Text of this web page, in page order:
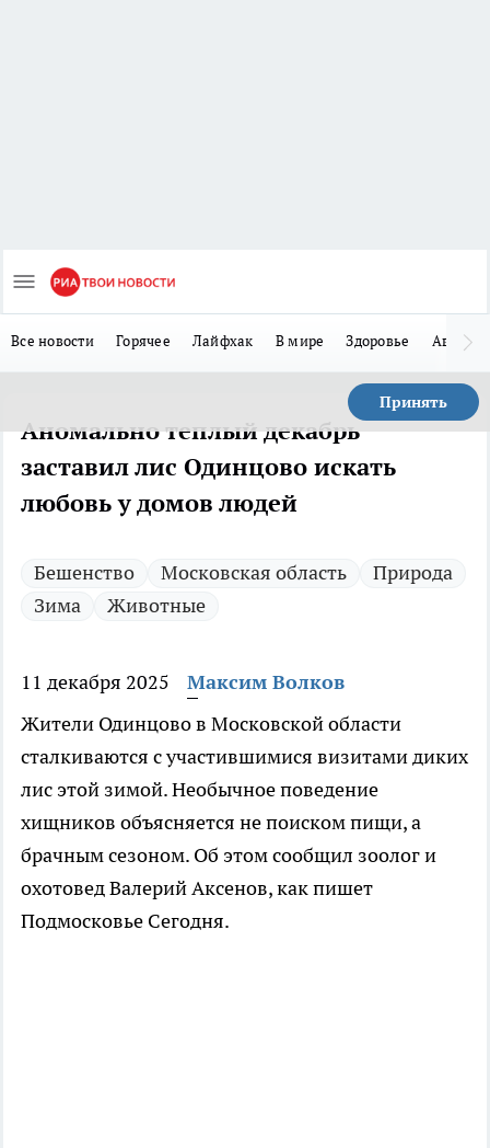
Все новости Горячее Лайфхак В мире Здоровье Авто
Принять
Аномально теплый декабрь
заставил лис Одинцово искать
любовь у домов людей
Бешенство Московская область
Природа
Зима
Животные
11 декабря 2025
Максим Волков
Жители Одинцово в Московской области
сталкиваются с участившимися визитами диких
лис этой зимой. Необычное поведение
хищников объясняется не поиском пищи, а
брачным сезоном. Об этом сообщил зоолог и
охотовед Валерий Аксенов, как пишет
Подмосковье Сегодня.